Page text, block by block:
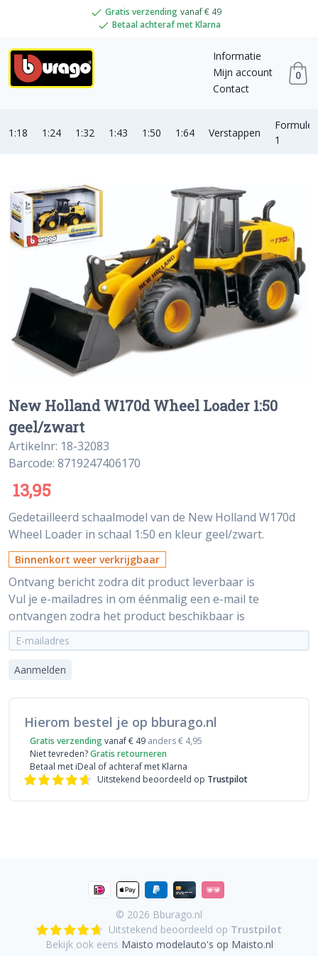
Gratis verzending vanaf € 49
Betaal achteraf met Klarna
Informatie
Mijn account
Contact
0
1:18 1:24 1:32 1:43 1:50 1:64 Verstappen
Formule
1
New Holland W170d Wheel Loader 1:50
geel/zwart
Artikelnr: 18-32083
Barcode: 8719247406170
13,95
Gedetailleerd schaalmodel van de New Holland W170d
Wheel Loader in schaal 1:50 en kleur geel/zwart.
Binnenkort weer verkrijgbaar
Ontvang bericht zodra dit product leverbaar is
Vul je e-mailadres in om éénmalig een e-mail te
ontvangen zodra het product beschikbaar is
Aanmelden
Hierom bestel je op bburago.nl
Gratis verzendingvanaf € 49 anders € 4,95
Niet tevreden?Gratis retourneren
Betaal met iDeal of achteraf met Klarna
Uitstekend beoordeeld op Trustpilot
© 2026 Bburago.nl
Uitstekend beoordeeld op Trustpilot
Bekijk ook eens Maisto modelauto's op Maisto.nl